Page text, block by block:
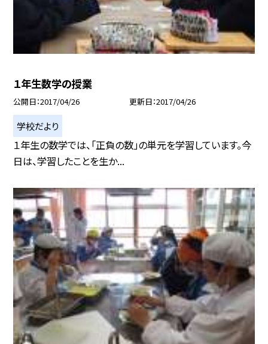
１年生数学の授業
公開日 2017/04/26 更新日 2017/04/26
学校だより
１年生の数学では、「正負の数」の単元を学習しています。今
日は、学習したことを生か...